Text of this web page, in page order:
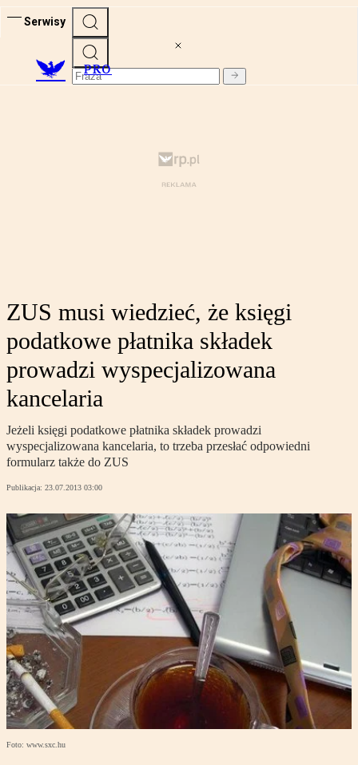
Serwisy
PRO
ZUS musi wiedzieć, że księgi
podatkowe płatnika składek
prowadzi wyspecjalizowana
kancelaria
Jeżeli księgi podatkowe płatnika składek prowadzi
wyspecjalizowana kancelaria, to trzeba przesłać odpowiedni
formularz także do ZUS
Publikacja: 23.07.2013 03:00
Foto: www.sxc.hu